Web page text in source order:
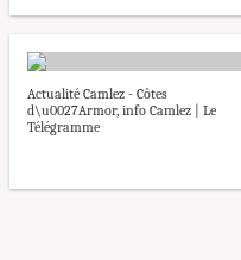
Actualité Camlez - Côtes
d\u0027Armor, info Camlez | Le
Télégramme